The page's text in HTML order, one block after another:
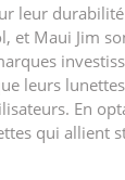
leur
et Maui Jim
leurs
En
qui allient